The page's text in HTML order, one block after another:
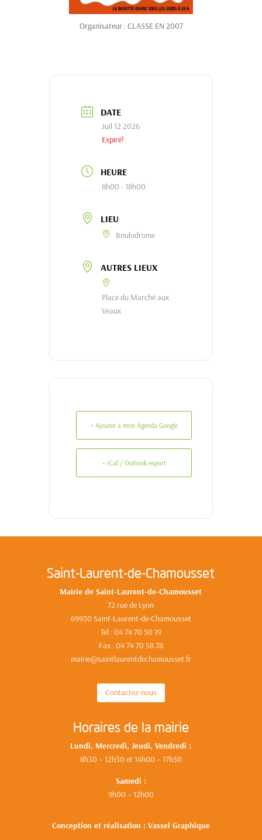
Organisateur : CLASSE EN 2007
DATE
Juil 12 2026
Expiré!
HEURE
8h00 - 18h00
LIEU
Boulodrome
AUTRES LIEUX
Place du Marché aux
Veaux
+ Ajouter à mon Agenda Google
+ iCal / Outlook export
Saint-Laurent-de-Chamousset
Mairie de Saint-Laurent-de-Chamousset
72 rue de Lyon
69930 Saint-Laurent-de-Chamousset
Tel : 04 74 70 50 19
Fax : 04 74 70 58 78
mairie@saintlaurentdechamousset.fr
Contactez-nous
Horaires de la mairie
Lundi, Mercredi, Jeudi, Vendredi :
8h30 – 12h30 et 14h00 – 17h30
Samedi :
9h00 – 12h00
Conception et réalisation : Vassel Graphique